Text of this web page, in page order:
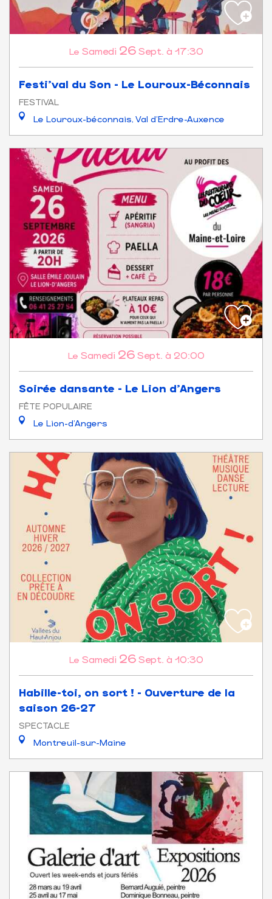
Le Samedi 26 Sept. à 17:30
Festi'val du Son - Le Louroux-Béconnais
FESTIVAL
Le Louroux-béconnais, Val d'Erdre-Auxence
Le Samedi 26 Sept. à 20:00
Soirée dansante - Le Lion d'Angers
FÊTE POPULAIRE
Le Lion-d'Angers
Le Samedi 26 Sept. à 10:30
Habille-toi, on sort ! - Ouverture de la
saison 26-27
SPECTACLE
Montreuil-sur-Maine